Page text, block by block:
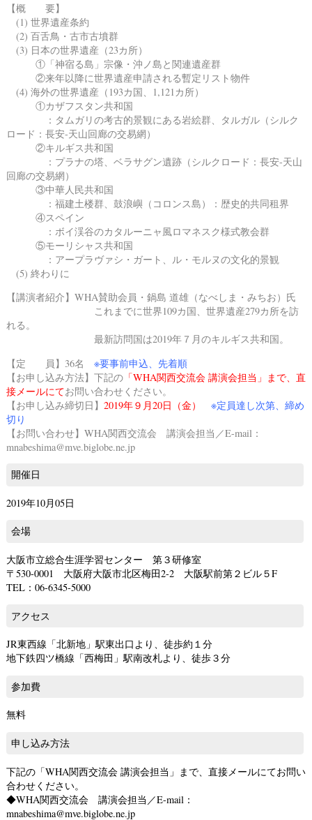
【概 要】
(1) 世界遺産条約
(2) 百舌鳥・古市古墳群
(3) 日本の世界遺産（23カ所）
①「神宿る島」宗像・沖ノ島と関連遺産群
②来年以降に世界遺産申請される暫定リスト物件
(4) 海外の世界遺産（193カ国、1,121カ所）
①カザフスタン共和国
： タムガリの考古的景観にある岩絵群、タルガル（シルク
ロード：長安-天山回廊の交易網）
②キルギス共和国
：プラナの塔、ベラサグン遺跡（シルクロード：長安-天山
回廊の交易網）
③中華人民共和国
：福建土楼群、鼓浪嶼（コロンス島）：歴史的共同租界
④スペイン
：ボイ渓谷のカタルーニャ風ロマネスク様式教会群
⑤モーリシャス共和国
：アープラヴァシ・ガート、ル・モルヌの文化的景観
(5) 終わりに
【講演者紹介】WHA賛助会員・鍋島 道雄（なべしま・みちお）氏
これまでに世界109カ国、世界遺産279カ所を訪
れる。
最新訪問国は2019年７月のキルギス共和国。
【定 員】36名 ※要事前申込、先着順
【お申し込み方法】 下記の「WHA関西交流会 講演会担当」まで、直
接メールにてお問い合わせください。
【お申し込み締切日】 2019年９月20日（金） ※定員達し次第、締め
切り
【お問い合わせ】WHA関西交流会 講演会担当／E-mail：
mnabeshima@mve.biglobe.ne.jp
開催日
2019年10月05日
会場
大阪市立総合生涯学習センター 第３研修室
〒530-0001 大阪府大阪市北区梅田2-2 大阪駅前第２ビル５F
TEL：06-6345-5000
アクセス
JR東西線「北新地」駅東出口より、徒歩約１分
地下鉄四ツ橋線「西梅田」駅南改札より、徒歩３分
参加費
無料
申し込み方法
下記の「WHA関西交流会 講演会担当」まで、直接メールにてお問い
合わせください。
◆WHA関西交流会 講演会担当／E-mail：
mnabeshima@mve.biglobe.ne.jp